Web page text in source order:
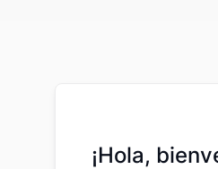
¡Hola,